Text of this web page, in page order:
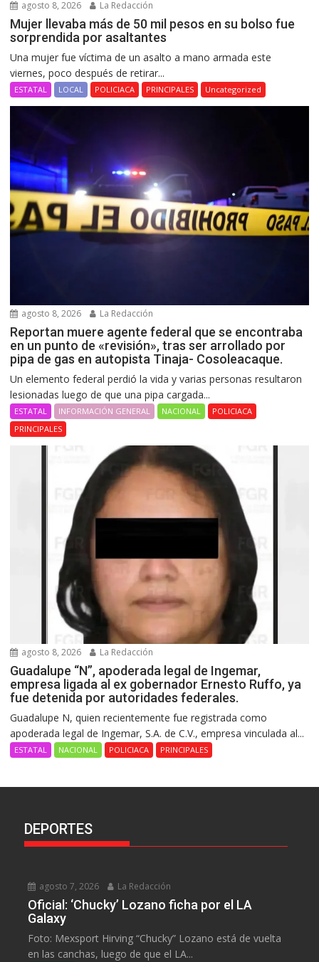
agosto 8, 2026 La Redacción
Mujer llevaba más de 50 mil pesos en su bolso fue
sorprendida por asaltantes
Una mujer fue víctima de un asalto a mano armada este
viernes, poco después de retirar...
ESTATAL LOCAL POLICIACA PRINCIPALES Uncategorized
agosto 8, 2026 La Redacción
Reportan muere agente federal que se encontraba
en un punto de «revisión», tras ser arrollado por
pipa de gas en autopista Tinaja- Cosoleacaque.
Un elemento federal perdió la vida y varias personas resultaron
lesionadas luego de que una pipa cargada...
ESTATAL INFORMACIÓN GENERAL NACIONAL
POLICIACA
PRINCIPALES
agosto 8, 2026 La Redacción
Guadalupe “N”, apoderada legal de Ingemar,
empresa ligada al ex gobernador Ernesto Ruffo, ya
fue detenida por autoridades federales.
Guadalupe N, quien recientemente fue registrada como
apoderada legal de Ingemar, S.A. de C.V., empresa vinculada al...
ESTATAL NACIONAL POLICIACA PRINCIPALES
DEPORTES
agosto 7, 2026 La Redacción
Oficial: ‘Chucky’ Lozano ficha por el LA
Galaxy
Foto: Mexsport Hirving “Chucky” Lozano está de vuelta
en las canchas, luego de que el LA...